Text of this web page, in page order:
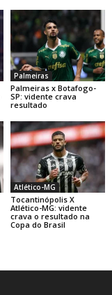
Palmeiras
Palmeiras x Botafogo-
SP: vidente crava
resultado
Atlético-MG
Tocantinópolis X
Atlético-MG: vidente
crava o resultado na
Copa do Brasil